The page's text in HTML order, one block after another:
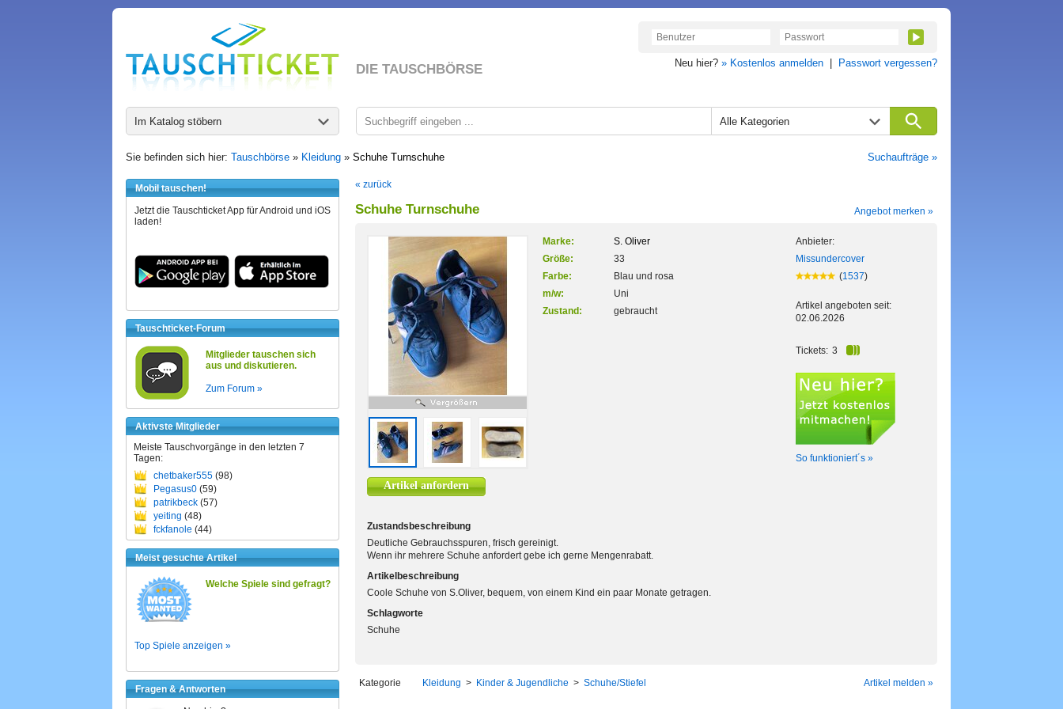
DIE TAUSCHBÖRSE Neu hier? » Kostenlos anmelden Passwort vergessen?
Im Katalog stöbern Alle Kategorien
Sie befinden sich hier: Tauschbörse » Kleidung » Schuhe Turnschuhe Suchaufträge »
Mobil tauschen!
Jetzt die Tauschticket App für Android und iOS
laden!
Tauschticket-Forum
Mitglieder tauschen sich
aus und diskutieren.
Zum Forum »
Aktivste Mitglieder
Meiste Tauschvorgänge in den letzten 7
Tagen:
chetbaker555 (98)
Pegasus0 (59)
patrikbeck (57)
yeiting (48)
fckfanole (44)
Meist gesuchte Artikel
Welche Spiele sind gefragt?
Top Spiele anzeigen »
Fragen & Antworten
« zurück
Schuhe Turnschuhe Angebot merken »
Artikel anfordern
Marke:
S. Oliver
Größe:
33
Farbe:
Blau und rosa
m/w:
Uni
Zustand:
gebraucht
Anbieter:
Missundercover
(1537)
Artikel angeboten seit:
02.06.2026
Tickets: 3
So funktioniert´s »
Zustandsbeschreibung
Deutliche Gebrauchsspuren, frisch gereinigt.
Wenn ihr mehrere Schuhe anfordert gebe ich gerne Mengenrabatt.
Artikelbeschreibung
Coole Schuhe von S.Oliver, bequem, von einem Kind ein paar Monate getragen.
Schlagworte
Schuhe
Kategorie Kleidung > Kinder & Jugendliche > Schuhe/Stiefel Artikel melden »